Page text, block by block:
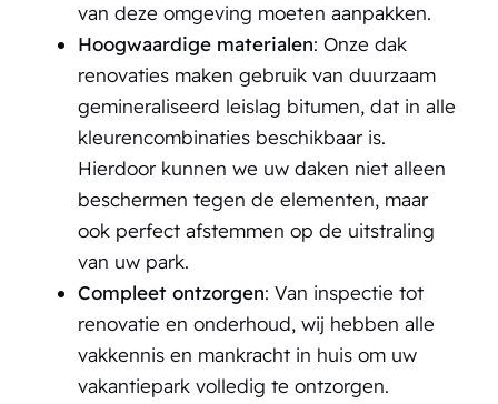
van deze omgeving moeten aanpakken.
Hoogwaardige materialen: Onze dak
renovaties maken gebruik van duurzaam
gemineraliseerd leislag bitumen, dat in alle
kleurencombinaties beschikbaar is.
Hierdoor kunnen we uw daken niet alleen
beschermen tegen de elementen, maar
ook perfect afstemmen op de uitstraling
van uw park.
Compleet ontzorgen: Van inspectie tot
renovatie en onderhoud, wij hebben alle
vakkennis en mankracht in huis om uw
vakantiepark volledig te ontzorgen.